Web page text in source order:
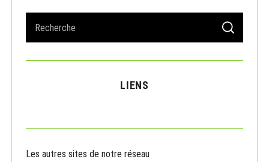
a
r
r
S
A
C
LIENS
Les autres sites de notre réseau